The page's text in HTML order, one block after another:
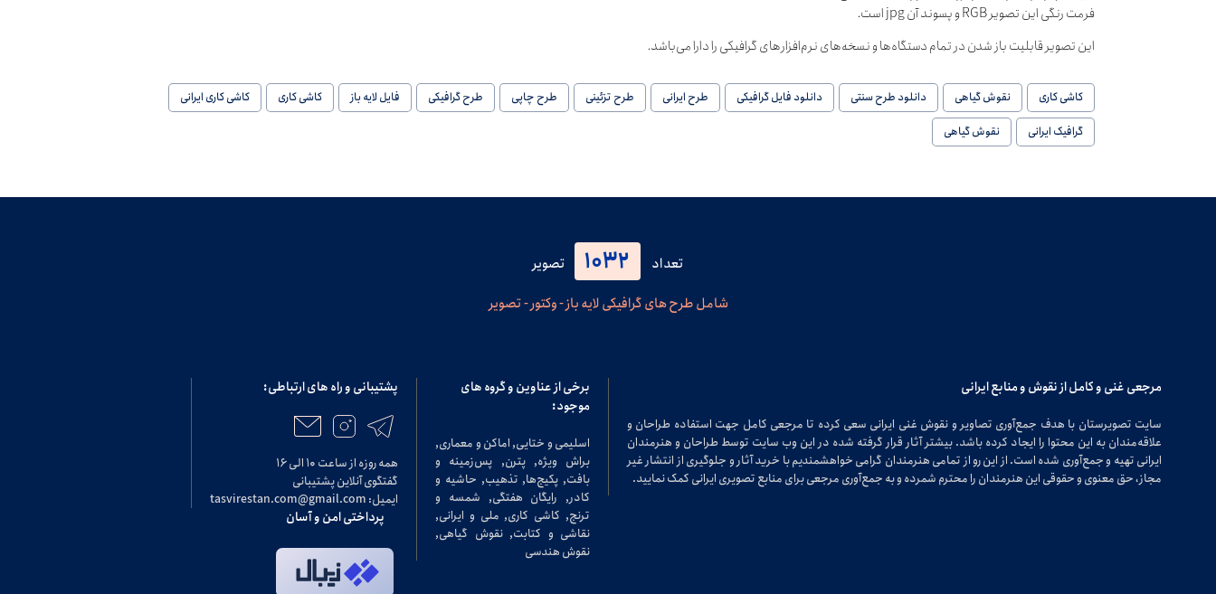
فرمت رنگی این تصویر RGB و پسوند آن jpg است.
این تصویر قابلیت باز شدن در تمام دستگاه‌ها و نسخه‌های نرم‌افزارهای گرافیکی را دارا می‌باشد.
کاشی کاری نقوش گیاهی دانلود طرح سنتی دانلود فایل گرافیکی طرح ایرانی طرح تزئینی طرح چاپی طرح گرافیکی فایل لایه باز کاشی کاری
کاشی کاری ایرانی
گرافیک ایرانی
نقوش گیاهی
تعداد 1032
تصویر
شامل طرح های گرافیکی لایه باز - وکتور - تصویر
مرجعی غنی و کامل از نقوش و منابع ایرانی
سایت تصویرستان با هدف جمع‌آوری تصاویر و نقوش غنی ایرانی سعی کرده تا مرجعی کامل جهت استفاده طراحان و
علاقه‌مندان به این محتوا را ایجاد کرده باشد. بیشتر آثار قرار گرفته شده در این وب سایت توسط طراحان و هنرمندان
ایرانی تهیه و جمع‌آوری شده است. از این رو از تمامی هنرمندان گرامی خواهشمندیم با خرید آثار و جلوگیری از انتشار غیر
مجاز، حق معنوی و حقوقی این هنرمندان را محترم شمرده و به جمع‌آوری مرجعی برای منابع تصویری ایرانی کمک نمایید.
برخی از عناوین و گروه های
موجود:
اسلیمی و ختایی, اماکن و معماری,
براش ویژه, پترن, پس‌زمینه و
بافت, پکیج‌ها, تذهیب, حاشیه و
کادر, رایگان هفتگی, شمسه و
ترنج, کاشی کاری, ملی و ایرانی,
نقاشی و کتابت, نقوش گیاهی,
نقوش هندسی
پشتیبانی و راه های ارتباطی:
همه روزه از ساعت ۱۰ الی ۱۶
گفتگوی آنلاین پشتیبانی
ایمیل: tasvirestan.com@gmail.com
پرداختی امن و آسان